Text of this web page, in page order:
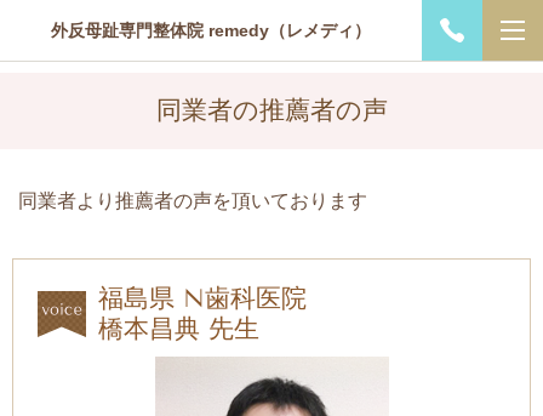
外反母趾専門整体院 remedy（レメディ）
同業者の推薦者の声
同業者より推薦者の声を頂いております
福島県 N歯科医院
橋本昌典 先生